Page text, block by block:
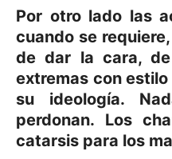
Por otro lado las
cuando se
de dar la cara, de
extremas con
su ideología.
perdonan. Los
catarsis para los